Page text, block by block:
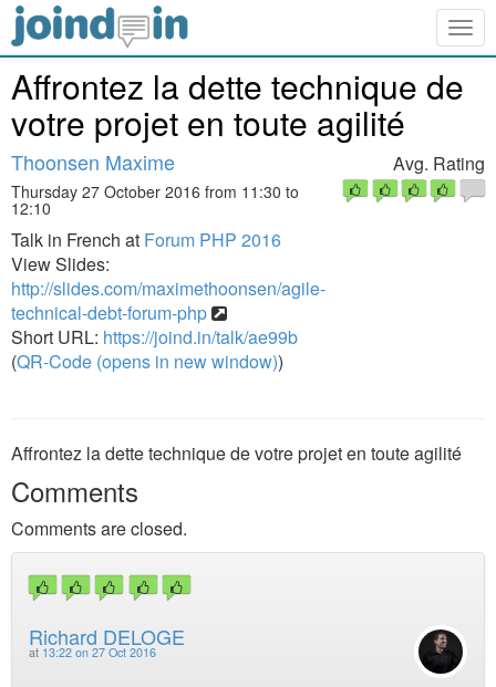
Affrontez la dette technique de
votre projet en toute agilité
Thoonsen Maxime
Thursday 27 October 2016 from 11:30 to
12:10
Talk in French at Forum PHP 2016
View Slides:
http://slides.com/maximethoonsen/agile-
technical-debt-forum-php
Short URL: https://joind.in/talk/ae99b
(QR-Code (opens in new window))
Avg. Rating
Affrontez la dette technique de votre projet en toute agilité
Comments
Comments are closed.
Richard DELOGE
at 13:22 on 27 Oct 2016